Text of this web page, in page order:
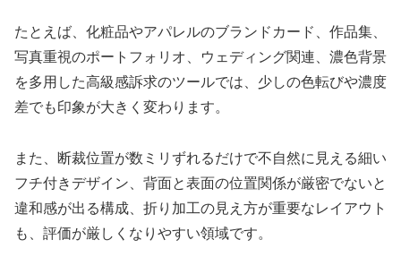
たとえば、化粧品やアパレルのブランドカード、作品集、
写真重視のポートフォリオ、ウェディング関連、濃色背景
を多用した高級感訴求のツールでは、少しの色転びや濃度
差でも印象が大きく変わります。
また、断裁位置が数ミリずれるだけで不自然に見える細い
フチ付きデザイン、背面と表面の位置関係が厳密でないと
違和感が出る構成、折り加工の見え方が重要なレイアウト
も、評価が厳しくなりやすい領域です。